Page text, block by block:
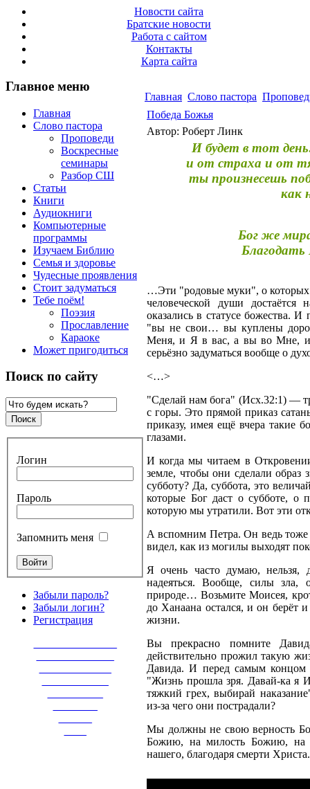
Новости сайта
Братские новости
Работа с сайтом
Контакты
Карта сайта
Главное меню
Главная
Слово пастора
Проповеди
Воскресные
семинары
Разбор СШ
Статьи
Книги
Аудиокниги
Компьютерные
программы
Изучаем Библию
Семья и здоровье
Чудесные проявления
Стоит задуматься
Тебе поём!
Поэзия
Прославление
Караоке
Может пригодиться
Поиск по сайту
Логин
Пароль
Запомнить меня
Забыли пароль?
Забыли логин?
Регистрация
Главная Слово пастора
Победа Божья
Автор: Роберт Линк
И будет в тот
и от страха и от
ты произнесешь
как
Бог же
…Эти "родовые муки", о которых
человеческой души
оказались в статусе божества.
"вы не свои… вы куплены
Меня, и Я в вас, а вы во Мне, и
серьёзно задуматься вообще о
<…>
"Сделай нам бога" (Исх.32:1) —
с горы. Это прямой приказ
приказу, имея ещё вчера такие
глазами.
И когда мы читаем в
земле, чтобы они сделали образ
субботу? Да, суббота, это
которые Бог даст о субботе, о
которую мы утратили. Вот эти
А вспомним Петра. Он ведь
видел, как из могилы выходят
Я очень часто думаю, нельзя,
надеяться. Вообще, силы зла,
природе… Возьмите Моисея,
до Ханаана остался, и он берёт
жизни.
Вы прекрасно помните
действительно прожил такую
Давида. И перед самым концом
"Жизнь прошла зря. Давай-ка я
тяжкий грех, выбирай
из-за чего они пострадали?
Мы должны не свою верность
Божию, на милость Божию, на
нашего, благодаря смерти